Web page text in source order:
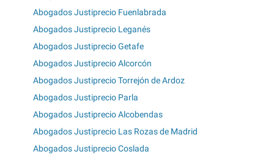
Abogados Justiprecio Fuenlabrada
Abogados Justiprecio Leganés
Abogados Justiprecio Getafe
Abogados Justiprecio Alcorcón
Abogados Justiprecio Torrejón de Ardoz
Abogados Justiprecio Parla
Abogados Justiprecio Alcobendas
Abogados Justiprecio Las Rozas de Madrid
Abogados Justiprecio Coslada